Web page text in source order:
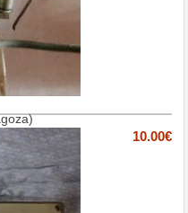
10.00€